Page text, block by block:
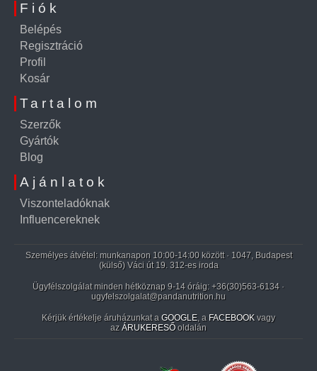
Fiók
Belépés
Regisztráció
Profil
Kosár
Tartalom
Szerzők
Gyártók
Blog
Ajánlatok
Viszonteladóknak
Influencereknek
Személyes átvétel: munkanapon 10:00-14:00 között · 1047, Budapest
(külső) Váci út 19. 312-es iroda
Ügyfélszolgálat minden hétköznap 9-14 óráig: +36(30)563-6134 ·
ugyfelszolgalat@pandanutrition.hu
Kérjük értékelje áruházunkat a GOOGLE, a FACEBOOK vagy
az ÁRUKERESŐ oldalán